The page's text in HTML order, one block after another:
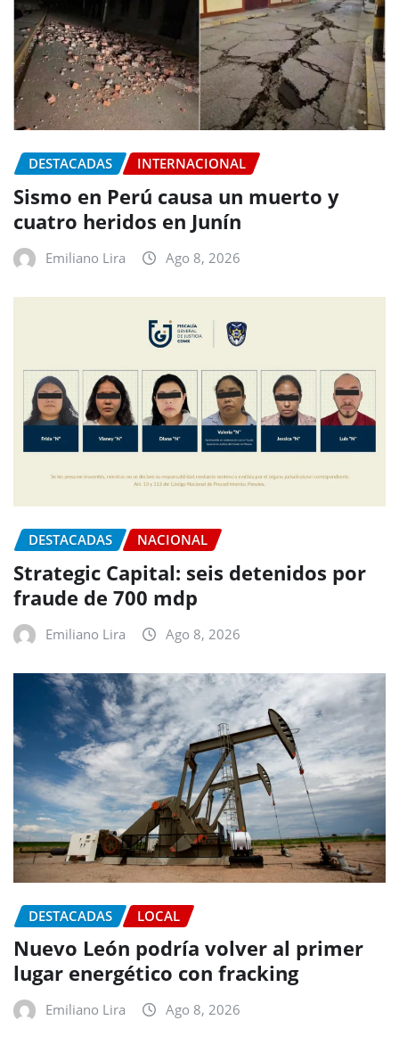
DESTACADAS INTERNACIONAL
Sismo en Perú causa un muerto y
cuatro heridos en Junín
Emiliano Lira Ago 8, 2026
DESTACADAS NACIONAL
Strategic Capital: seis detenidos por
fraude de 700 mdp
Emiliano Lira Ago 8, 2026
DESTACADAS LOCAL
Nuevo León podría volver al primer
lugar energético con fracking
Emiliano Lira Ago 8, 2026